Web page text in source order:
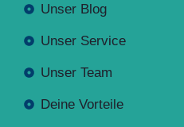
Unser Blog
Unser Service
Unser Team
Deine Vorteile